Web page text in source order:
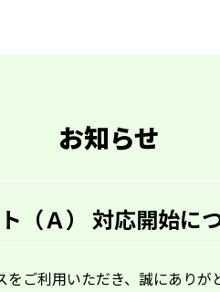
お知らせ
（Ａ） 対応開始に
ご利用いただき、誠にありが